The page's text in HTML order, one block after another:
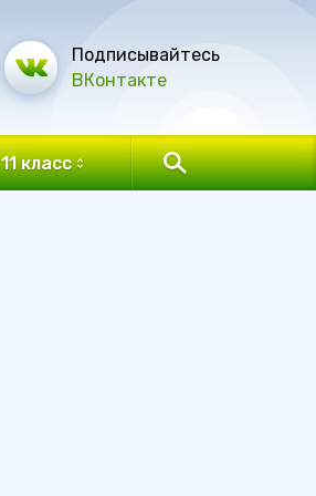
Подписывайтесь
ВКонтакте
11 класс